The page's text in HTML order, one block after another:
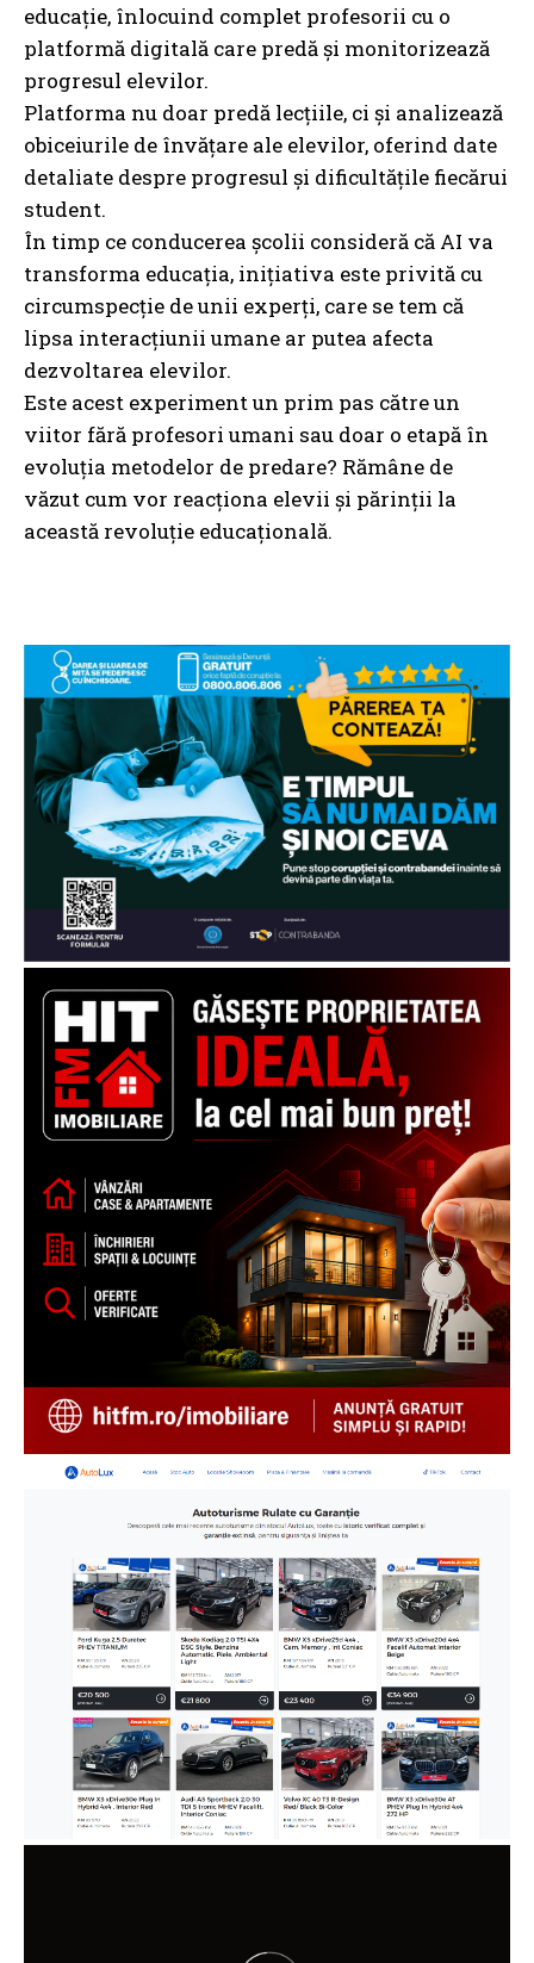
educație, înlocuind complet profesorii cu o
platformă digitală care predă și monitorizează
progresul elevilor.
Platforma nu doar predă lecțiile, ci și analizează
obiceiurile de învățare ale elevilor, oferind date
detaliate despre progresul și dificultățile fiecărui
student.
În timp ce conducerea școlii consideră că AI va
transforma educația, inițiativa este privită cu
circumspecție de unii experți, care se tem că
lipsa interacțiunii umane ar putea afecta
dezvoltarea elevilor.
Este acest experiment un prim pas către un
viitor fără profesori umani sau doar o etapă în
evoluția metodelor de predare? Rămâne de
văzut cum vor reacționa elevii și părinții la
această revoluție educațională.